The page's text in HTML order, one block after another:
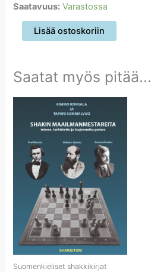
Saatavuus: Varastossa
Nelson
chess
champion
määrä
Lisää ostoskoriin
Saatat myös pitää...
Suomenkieliset shakkikirjat